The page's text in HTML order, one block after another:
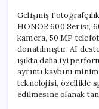
Gelişmiş
HONOR 600 Serisi,
kamera, 50 MP
donatılmıştır. AI
ışıkta daha iyi
ayrıntı kaybını
teknolojisi, özellikle
edilmesine olanak